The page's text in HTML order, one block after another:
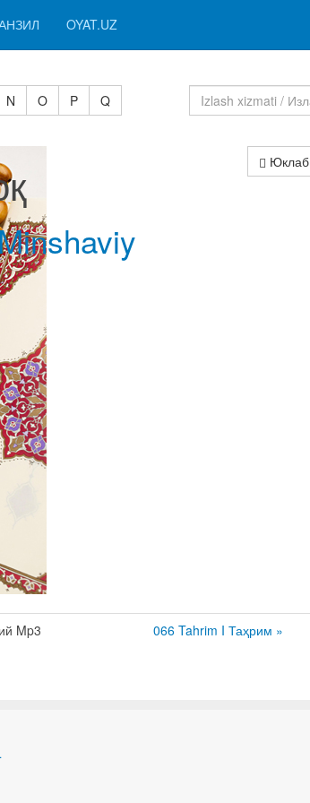
OYAT.UZ
N O P
Q
Mp3 066 Tahrim I Таҳрим »